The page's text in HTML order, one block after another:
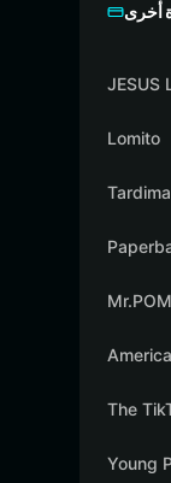
أخرى
JESUS
Lomito
Mr.POM
The
Young